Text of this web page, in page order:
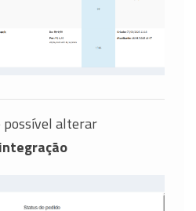
possível alterar